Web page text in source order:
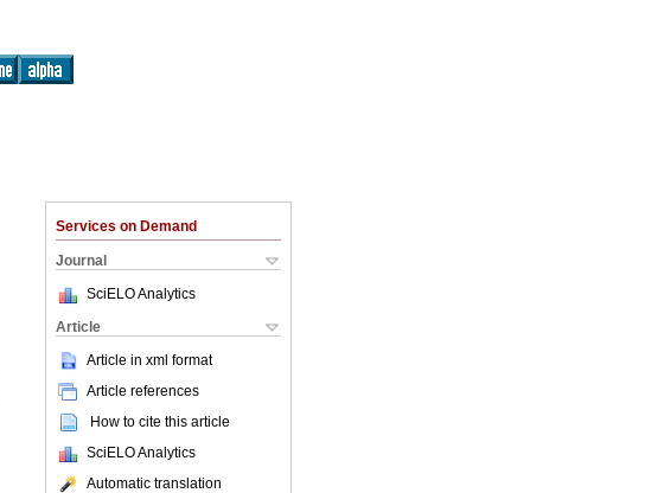
Services on Demand
Journal
SciELO Analytics
Article
Article in xml format
Article references
How to cite this article
SciELO Analytics
Automatic translation